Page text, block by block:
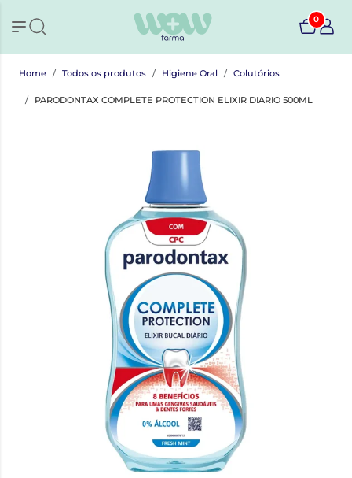
0
Home Todos os produtos Higiene Oral Colutórios
PARODONTAX COMPLETE PROTECTION ELIXIR DIARIO 500ML